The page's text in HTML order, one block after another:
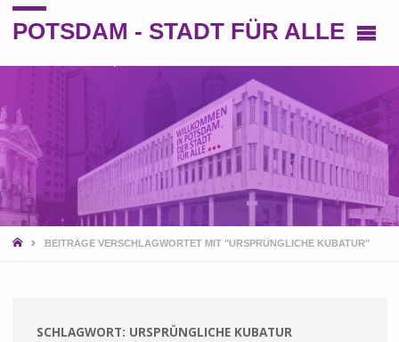
POTSDAM - STADT FÜR ALLE
STARTBEITRÄGE VERSCHLAGWORTET MIT "URSPRÜNGLICHE KUBATUR"
SCHLAGWORT: URSPRÜNGLICHE KUBATUR